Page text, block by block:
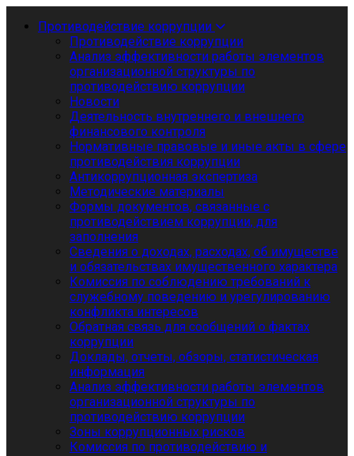
Противодействие коррупции
Противодействие коррупции
Анализ эффективности работы элементов
организационной структуры по
противодействию коррупции
Новости
Деятельность внутреннего и внешнего
финансового контроля
Нормативные правовые и иные акты в сфере
противодействия коррупции
Антикоррупционная экспертиза
Методические материалы
Формы документов, связанные с
противодействием коррупции, для
заполнения
Сведения о доходах, расходах, об имуществе
и обязательствах имущественного характера
Комиссия по соблюдению требований к
служебному поведению и урегулированию
конфликта интересов
Обратная связь для сообщений о фактах
коррупции
Доклады, отчеты, обзоры, статистическая
информация
Анализ эффективности работы элементов
организационной структуры по
противодействию коррупции
Зоны коррупционных рисков
Комиссия по противодействию и